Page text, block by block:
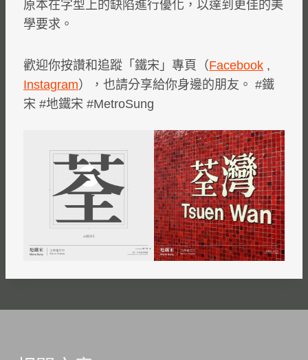
原本在字型上的缺陷進行優化，以達到更佳的美
學要求。
歡迎你按讚和追蹤「鐵宋」專頁（Facebook ,
Instagram），也請分享給你身邊的朋友。 #鐵
宋 #地鐵宋 #MetroSung